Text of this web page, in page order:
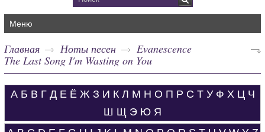
Меню
Главная Ноты песен
Evanescence
The Last Song I'm Wasting on You
А Б В Г Д Е Ё Ж З И К Л М Н О П Р С Т У Ф Х Ц Ч
Ш Щ Э Ю Я